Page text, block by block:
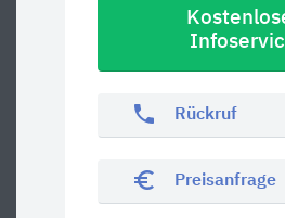
phone Rückruf
euro_symbol Preisanfrage